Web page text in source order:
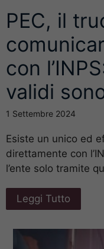
PEC, il
con
validi
1 Settembre 2024
Esiste un unico ed
direttamente con
l’ente solo tramite
Leggi Tutto